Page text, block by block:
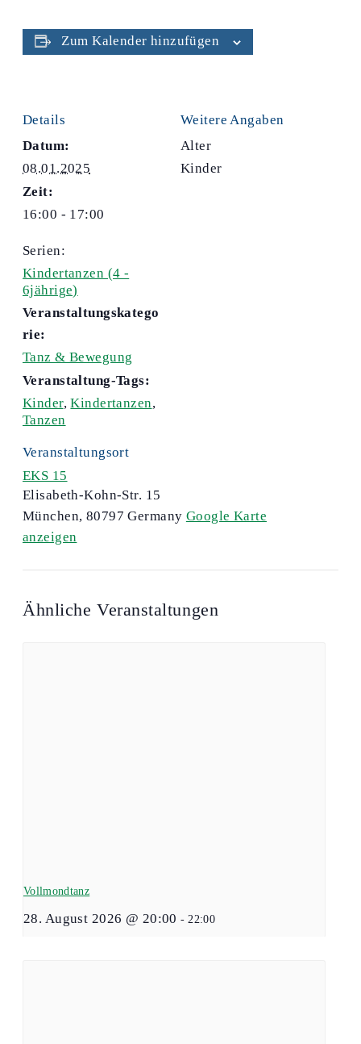
Zum Kalender hinzufügen
Details
Datum:
08.01.2025
Zeit:
16:00 - 17:00
Serien:
Kindertanzen (4 -
6jährige)
Veranstaltungskatego
rie:
Tanz & Bewegung
Veranstaltung-Tags:
Kinder,Kindertanzen,
Tanzen
Veranstaltungsort
EKS 15
Elisabeth-Kohn-Str. 15
München, 80797 Germany Google Karte
anzeigen
Weitere Angaben
Alter
Kinder
Ähnliche Veranstaltungen
Vollmondtanz
28. August 2026 @ 20:00 - 22:00